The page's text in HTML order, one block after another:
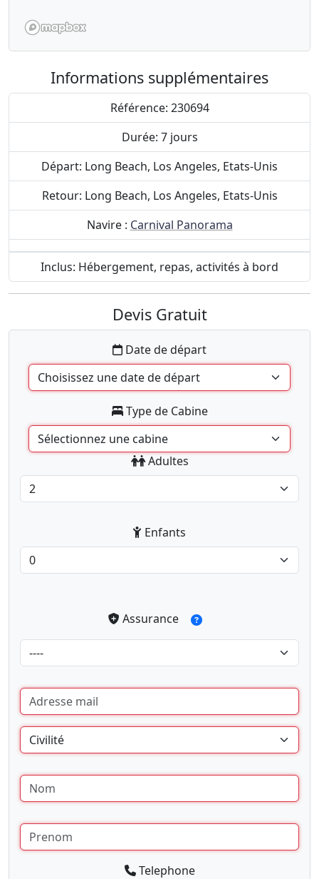
Informations supplémentaires
Référence: 230694
Durée: 7 jours
Départ: Long Beach, Los Angeles, Etats-Unis
Retour: Long Beach, Los Angeles, Etats-Unis
Navire : Carnival Panorama
Inclus: Hébergement, repas, activités à bord
Devis Gratuit
Date de départ
Type de Cabine
Adultes
Enfants
Assurance
Telephone